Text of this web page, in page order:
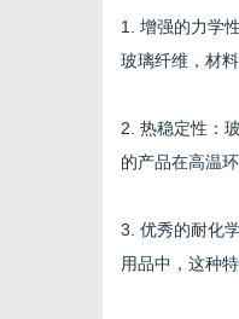
1. 增强的力学
玻璃纤维，材
2. 热稳定性：
的产品在高温
3. 优秀的耐化
用品中，这种